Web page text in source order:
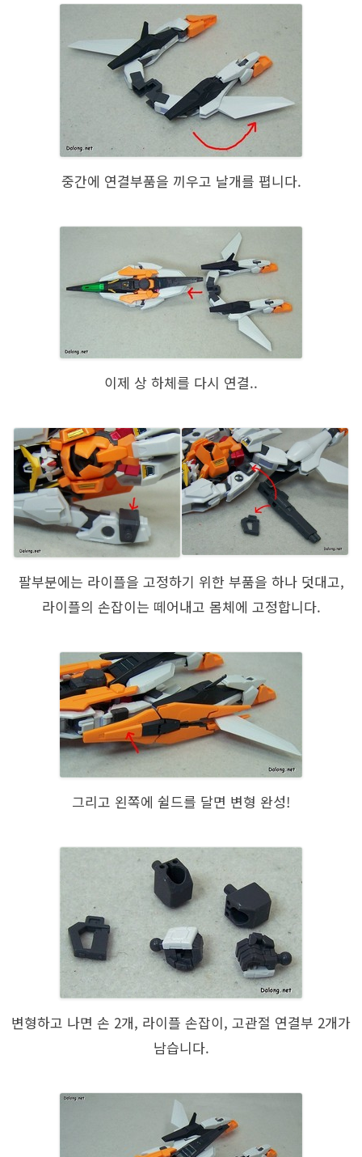
중간에 연결부품을 끼우고 날개를 폅니다.
이제 상 하체를 다시 연결..
팔부분에는 라이플을 고정하기 위한 부품을 하나 덧대고,
라이플의 손잡이는 떼어내고 몸체에 고정합니다.
그리고 왼쪽에 쉴드를 달면 변형 완성!
변형하고 나면 손 2개, 라이플 손잡이, 고관절 연결부 2개가
남습니다.